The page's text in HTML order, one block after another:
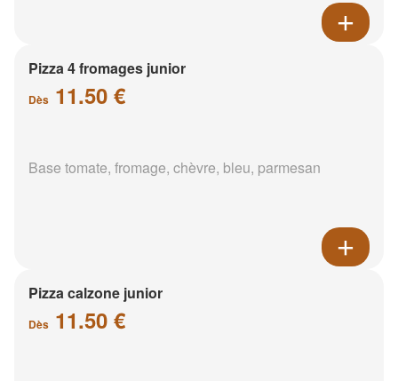
Pizza 4 fromages junior
Dès 11.50 €
Base tomate, fromage, chèvre, bleu, parmesan
Pizza calzone junior
Dès 11.50 €